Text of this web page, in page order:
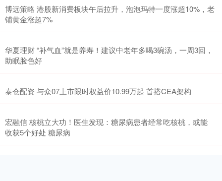
博远策略 港股新消费板块午后拉升，泡泡玛特一度涨超10%，老
铺黄金涨超7%
华夏理财 “补气血”就是养寿！建议中老年多喝3碗汤，一周3回，
助眠脸色好
泰仓配资 与众07上市限时权益价10.99万起 首搭CEA架构
宏融信 核桃立大功！医生发现：糖尿病患者经常吃核桃，或能
收获5个好处 糖尿病